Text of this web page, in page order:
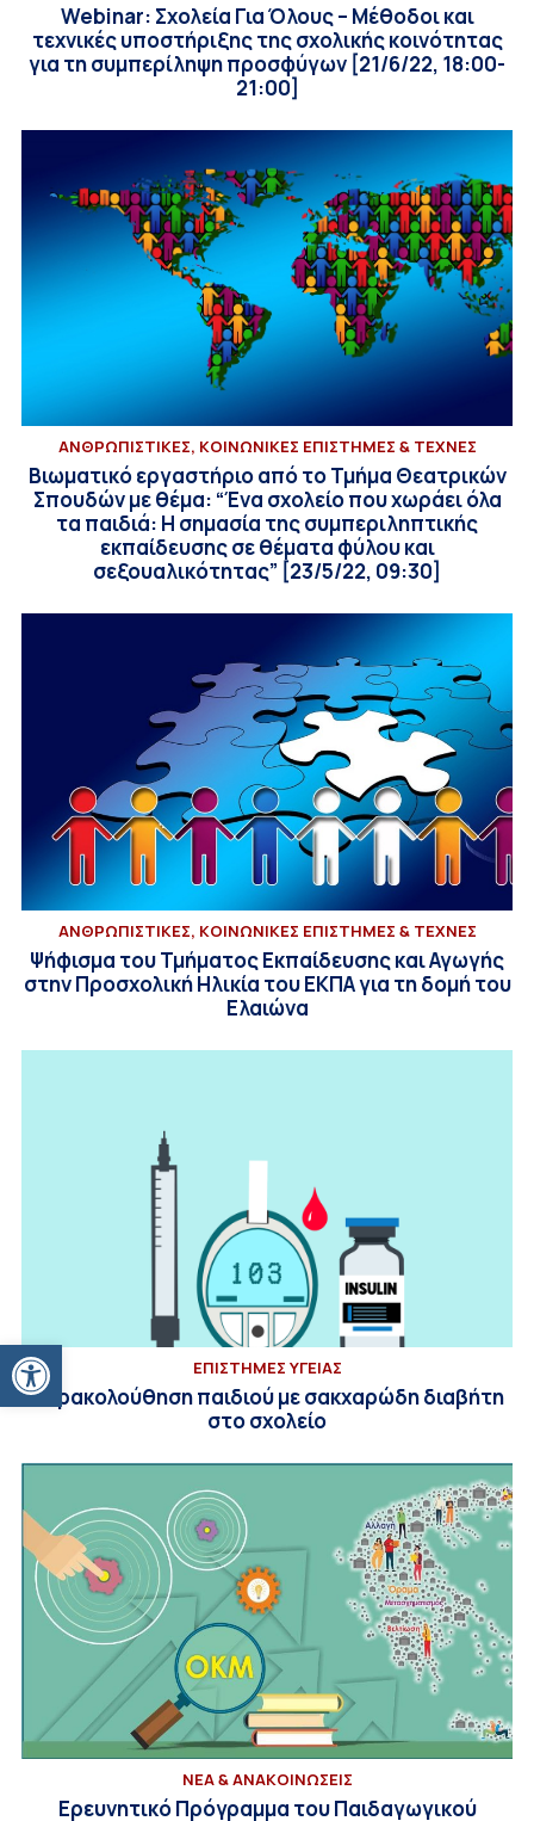
Ανοίξτε τη γραμμή εργαλείων
Webinar: Σχολεία Για Όλους – Μέθοδοι και
τεχνικές υποστήριξης της σχολικής κοινότητας
για τη συμπερίληψη προσφύγων [21/6/22, 18:00-
21:00]
ΑΝΘΡΩΠΙΣΤΙΚΕΣ, ΚΟΙΝΩΝΙΚΕΣ ΕΠΙΣΤΗΜΕΣ & ΤΕΧΝΕΣ
Βιωματικό εργαστήριο από το Τμήμα Θεατρικών
Σπουδών με θέμα: “Ένα σχολείο που χωράει όλα
τα παιδιά: Η σημασία της συμπεριληπτικής
εκπαίδευσης σε θέματα φύλου και
σεξουαλικότητας” [23/5/22, 09:30]
ΑΝΘΡΩΠΙΣΤΙΚΕΣ, ΚΟΙΝΩΝΙΚΕΣ ΕΠΙΣΤΗΜΕΣ & ΤΕΧΝΕΣ
Ψήφισμα του Τμήματος Εκπαίδευσης και Αγωγής
στην Προσχολική Ηλικία του ΕΚΠΑ για τη δομή του
Ελαιώνα
ΕΠΙΣΤΗΜΕΣ ΥΓΕΙΑΣ
Παρακολούθηση παιδιού με σακχαρώδη διαβήτη
στο σχολείο
ΝΕΑ & ΑΝΑΚΟΙΝΩΣΕΙΣ
Ερευνητικό Πρόγραμμα του Παιδαγωγικού